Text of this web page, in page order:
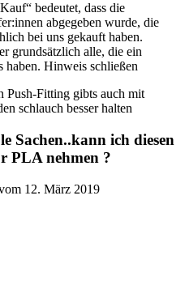
bedeutet, dass die
abgegeben wurde, die
bei uns gekauft haben.
grundsätzlich alle, die ein
haben. Hinweis schließen
Push-Fitting gibts auch mit
schlauch besser halten
Sachen..kann ich diesen
PLA nehmen ?
12. März 2019